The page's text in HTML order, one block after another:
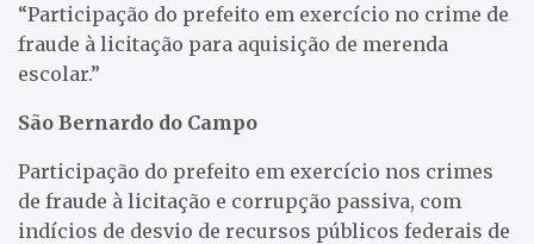
“Participação do prefeito em exercício no crime de
fraude à licitação para aquisição de merenda
escolar.”
São Bernardo do Campo
Participação do prefeito em exercício nos crimes
de fraude à licitação e corrupção passiva, com
indícios de desvio de recursos públicos federais de